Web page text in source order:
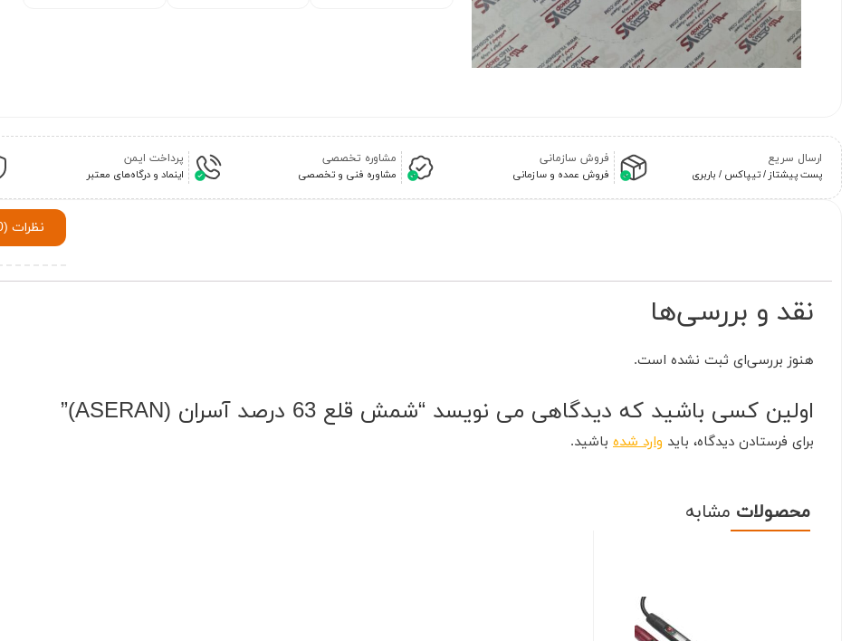
ارسال سریع
پست پیشتاز / تیپاکس / باربری
فروش سازمانی
فروش عمده و سازمانی
مشاوره تخصصی
مشاوره فنی و تخصصی
پرداخت ایمن
اینماد و درگاه‌های معتبر
نظرات (0)
نقد و بررسی‌ها
هنوز بررسی‌ای ثبت نشده است.
اولین کسی باشید که دیدگاهی می نویسد “شمش قلع 63 درصد آسران (ASERAN)”
برای فرستادن دیدگاه، باید وارد شده باشید.
محصولات مشابه